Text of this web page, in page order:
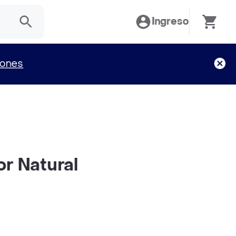
Ingreso
Natural